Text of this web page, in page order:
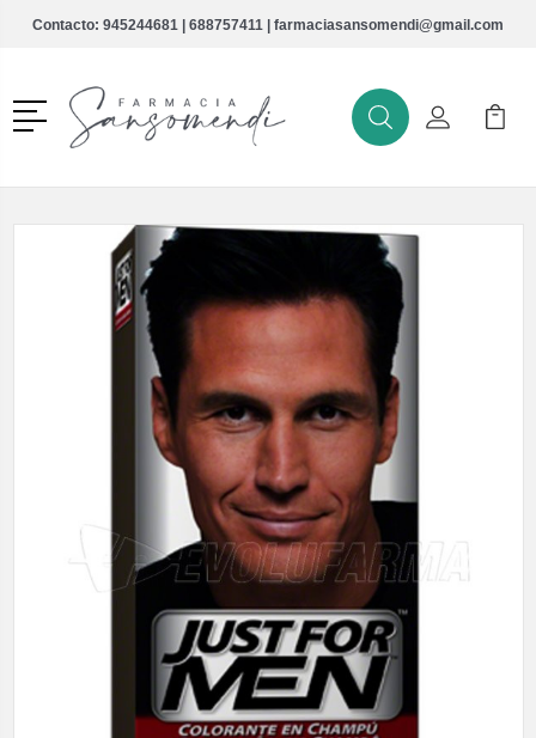
Contacto: 945244681 | 688757411 | farmaciasansomendi@gmail.com
Menú
BuscarMi Cuenta
Mi